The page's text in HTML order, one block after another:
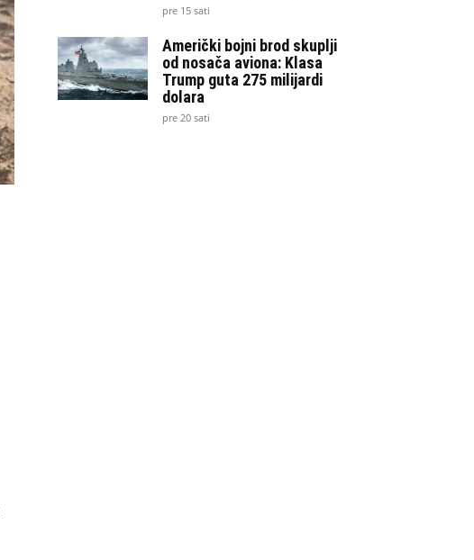
pre 15 sati
Američki bojni brod skuplji
od nosača aviona: Klasa
Trump guta 275 milijardi
dolara
pre 20 sati